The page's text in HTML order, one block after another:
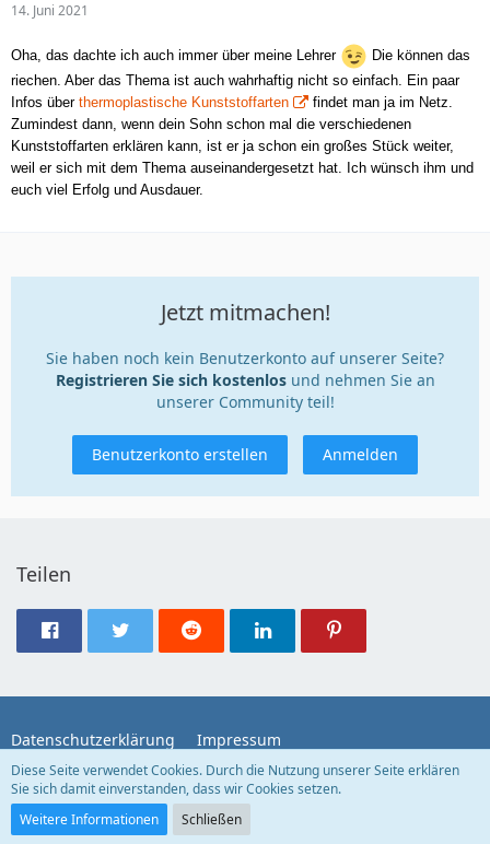
14. Juni 2021
Oha, das dachte ich auch immer über meine Lehrer
Die können das
riechen. Aber das Thema ist auch wahrhaftig nicht so einfach. Ein paar
Infos über thermoplastische Kunststoffarten
findet man ja im Netz.
Zumindest dann, wenn dein Sohn schon mal die verschiedenen
Kunststoffarten erklären kann, ist er ja schon ein großes Stück weiter,
weil er sich mit dem Thema auseinandergesetzt hat. Ich wünsch ihm und
euch viel Erfolg und Ausdauer.
Jetzt mitmachen!
Sie haben noch kein Benutzerkonto auf unserer Seite?
Registrieren Sie sich kostenlosund nehmen Sie an
unserer Community teil!
Benutzerkonto erstellen Anmelden
Teilen
Datenschutzerklärung Impressum
Community-Software:
Diese Seite verwendet Cookies. Durch die Nutzung unserer Seite erklären
Sie sich damit einverstanden, dass wir Cookies setzen.
Weitere Informationen
Schließen